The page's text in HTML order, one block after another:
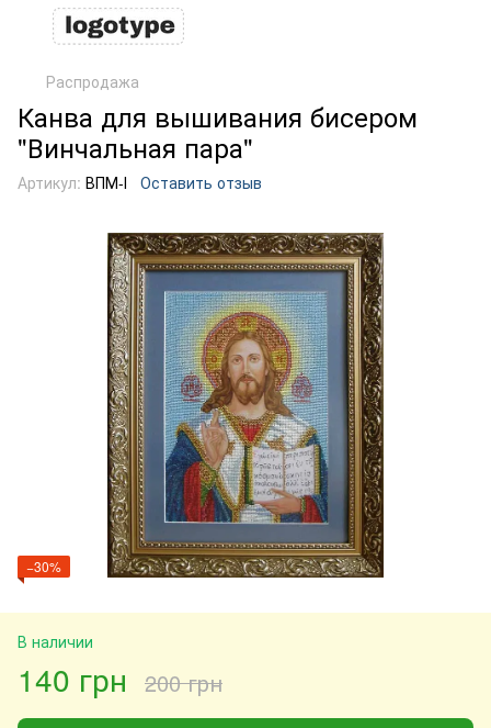
Распродажа
Канва для вышивания бисером
"Винчальная пара"
Артикул: ВПМ-І Оставить отзыв
−30%
В наличии
140 грн 200 грн